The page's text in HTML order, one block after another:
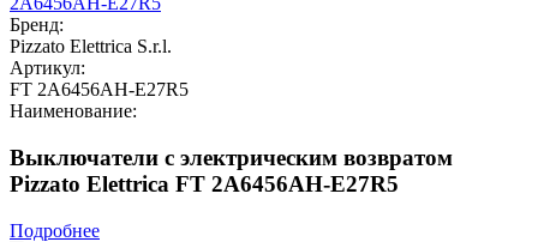
Бренд:
Pizzato Elettrica S.r.l.
Артикул:
FT 2A6456AH-E27R5
Наименование:
Выключатели с электрическим возвратом
Pizzato Elettrica FT 2A6456AH-E27R5
Подробнее